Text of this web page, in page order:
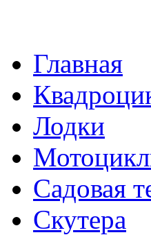
Главная
Лодки
Садовая
Скутера